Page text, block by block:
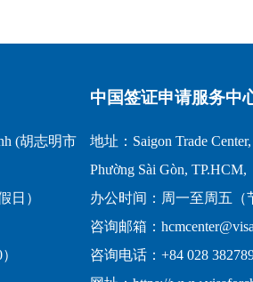
(胡志明市
日）
中国签证申请服务中
地址：Saigon Trade
Phường Sài Gòn, TP.HCM,
办公时间：周一至周五（
咨询邮箱：
咨询电话：+84 028